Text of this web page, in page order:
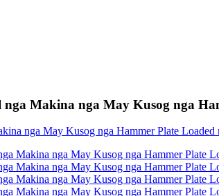
Makina nga May Kusog nga